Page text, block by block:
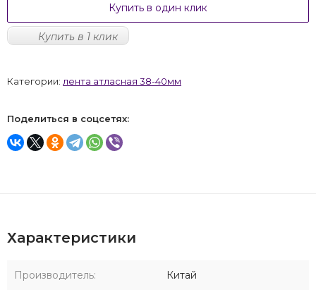
Купить в один клик
Купить в 1 клик
Категории: лента атласная 38-40мм
Поделиться в соцсетях:
Характеристики
Производитель: Китай